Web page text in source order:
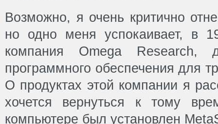
Возможно, я очень критично
но одно меня успокаивает, в
компания Omega Research,
программного обеспечения для
О продуктах этой компании я
хочется вернуться к тому
компьютере был установлен